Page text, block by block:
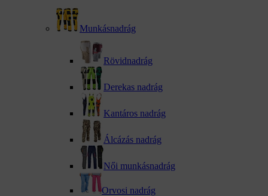
Munkásnadrág
Rövidnadrág
Derekas nadrág
Kantáros nadrág
Álcázás nadrág
Női munkásnadrág
Orvosi nadrág